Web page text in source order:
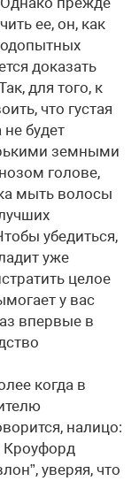
ее, он, как
доказать
для того, к
что густая
будет
земными
голове,
мыть волосы
убедиться,
уже
целое
у вас
впервые в
когда в
налицо:
Кроуфорд
уверяя, что